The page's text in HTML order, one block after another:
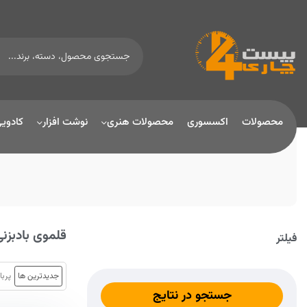
محصولات اکسسوری محصولات هنری نوشت افزار
فیلتر
جستجو در نتایج
قلموی
جدیدترین ها